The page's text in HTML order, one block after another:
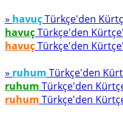
» havuçTürkçe'den
havuçTürkçe'den
havuçTürkçe'den
» ruhum Türkçe'den
ruhum Türkçe'den
ruhum Türkçe'den